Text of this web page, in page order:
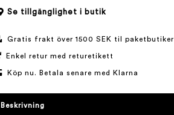
Se tillgänglighet i butik
Gratis frakt över 1500 SEK til paketbutiker
Enkel retur med returetikett
Köp nu. Betala senare med Klarna
Beskrivning